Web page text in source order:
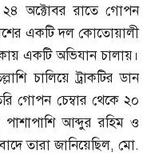
অক্টোবর রাতে গোপন
একটি দল কোতোয়ালী
একটি অভিযান চালায়।
চালিয়ে ট্রাকটির ডান
গোপন চেম্বার থেকে ২০
পাশাপাশি আব্দুর রহিম ও
তারা জানিয়েছিল,মো.